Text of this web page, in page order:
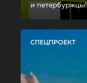
и петербуржцы!
СПЕЦПРОЕКТ